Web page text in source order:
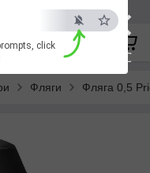
×
ESC
click
Фляги Фляга 0,5